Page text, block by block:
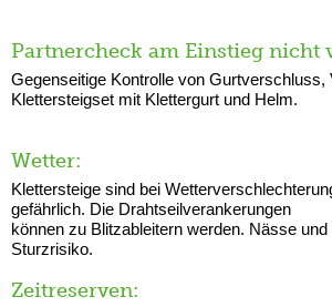
Partnercheck am Einstieg nicht
Gegenseitige Kontrolle von Gurtverschluss,
Klettersteigset mit Klettergurt und Helm.
Wetter:
Klettersteige sind bei
gefährlich. Die Drahtseilverankerungen
können zu Blitzableitern werden. Nässe
Sturzrisiko.
Zeitreserven: